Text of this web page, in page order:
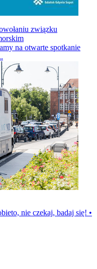
związku
na otwarte spotkanie
nie czekaj, badaj się! •